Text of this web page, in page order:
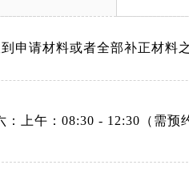
申请材料或者全部补正材料
上午：08:30 - 12:30（需预